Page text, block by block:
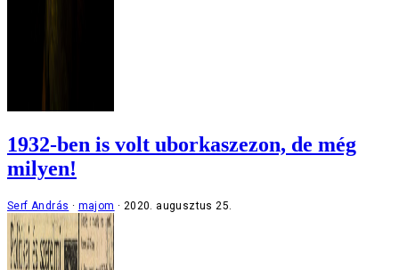
1932-ben is volt uborkaszezon, de még
milyen!
Serf András majom 2020. augusztus 25.